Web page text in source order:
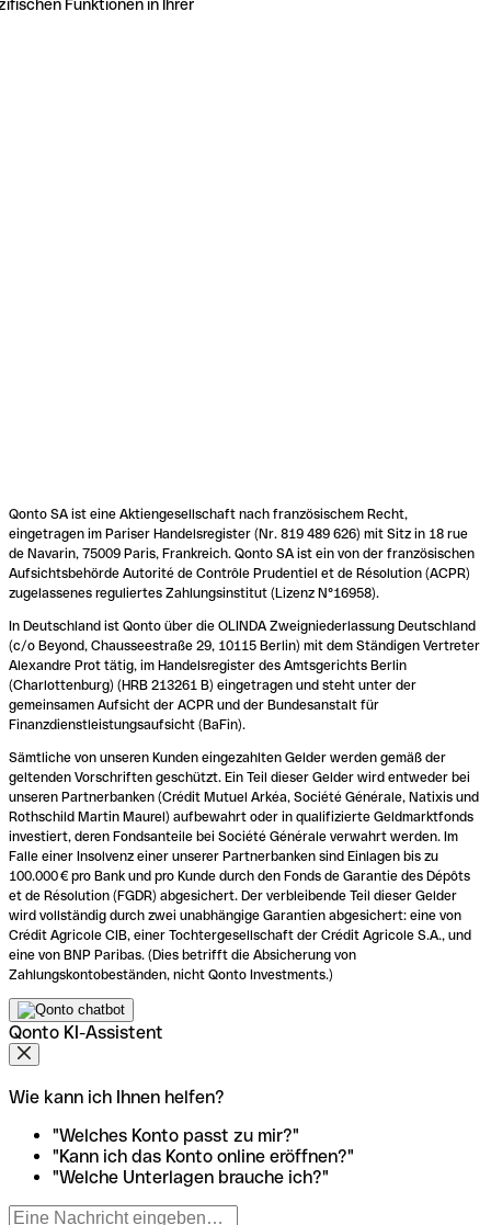
Funktionen in Ihrer
Qonto SA ist eine Aktiengesellschaft nach französischem Recht,
eingetragen im Pariser Handelsregister (Nr. 819 489 626) mit Sitz in 18 rue
de Navarin, 75009 Paris, Frankreich. Qonto SA ist ein von der französischen
Aufsichtsbehörde Autorité de Contrôle Prudentiel et de Résolution (ACPR)
zugelassenes reguliertes Zahlungsinstitut (Lizenz N°16958).
In Deutschland ist Qonto über die OLINDA Zweigniederlassung Deutschland
(c/o Beyond, Chausseestraße 29, 10115 Berlin) mit dem Ständigen Vertreter
Alexandre Prot tätig, im Handelsregister des Amtsgerichts Berlin
(Charlottenburg) (HRB 213261 B) eingetragen und steht unter der
gemeinsamen Aufsicht der ACPR und der Bundesanstalt für
Finanzdienstleistungsaufsicht (BaFin).
Sämtliche von unseren Kunden eingezahlten Gelder werden gemäß der
geltenden Vorschriften geschützt. Ein Teil dieser Gelder wird entweder bei
unseren Partnerbanken (Crédit Mutuel Arkéa, Société Générale, Natixis und
Rothschild Martin Maurel) aufbewahrt oder in qualifizierte Geldmarktfonds
investiert, deren Fondsanteile bei Société Générale verwahrt werden. Im
Falle einer Insolvenz einer unserer Partnerbanken sind Einlagen bis zu
100.000 € pro Bank und pro Kunde durch den Fonds de Garantie des Dépôts
et de Résolution (FGDR) abgesichert. Der verbleibende Teil dieser Gelder
wird vollständig durch zwei unabhängige Garantien abgesichert: eine von
Crédit Agricole CIB, einer Tochtergesellschaft der Crédit Agricole S.A., und
eine von BNP Paribas. (Dies betrifft die Absicherung von
Zahlungskontobeständen, nicht Qonto Investments.)
Qonto KI-Assistent
Wie kann ich Ihnen helfen?
"Welches Konto passt zu mir?"
"Kann ich das Konto online eröffnen?"
"Welche Unterlagen brauche ich?"